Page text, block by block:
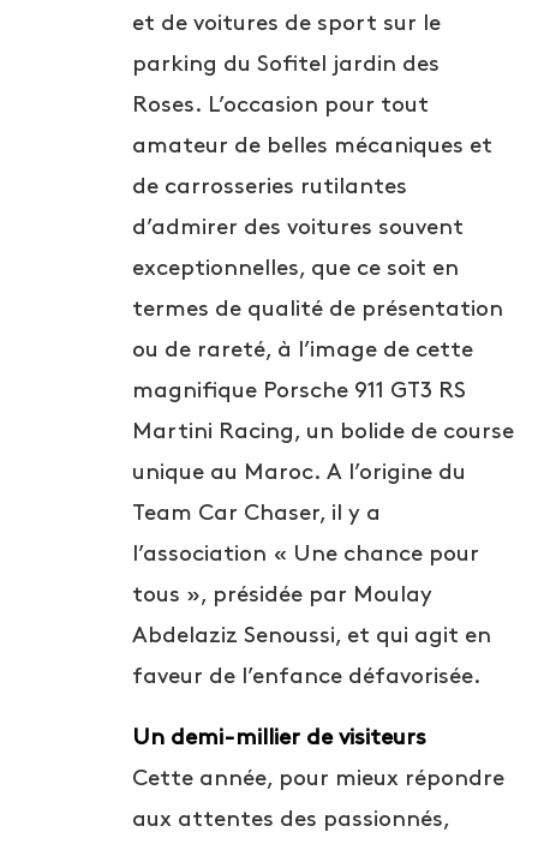
et de voitures de sport sur le
parking du Sofitel jardin des
Roses. L’occasion pour tout
amateur de belles mécaniques et
de carrosseries rutilantes
d’admirer des voitures souvent
exceptionnelles, que ce soit en
termes de qualité de présentation
ou de rareté, à l’image de cette
magnifique Porsche 911 GT3 RS
Martini Racing, un bolide de course
unique au Maroc. A l’origine du
Team Car Chaser, il y a
l’association « Une chance pour
tous », présidée par Moulay
Abdelaziz Senoussi, et qui agit en
faveur de l’enfance défavorisée.
Un demi-millier de visiteurs
Cette année, pour mieux répondre
aux attentes des passionnés,